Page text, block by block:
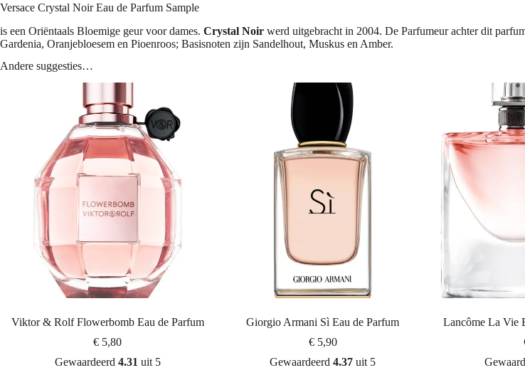
Versace Crystal Noir Eau de Parfum Sample
is een Oriëntaals Bloemige geur voor dames. Crystal Noir werd uitgebracht in 2004. De Parfumeur achter dit
Gardenia, Oranjebloesem en Pioenroos; Basisnoten zijn Sandelhout, Muskus en Amber.
Andere suggesties…
Viktor & Rolf Flowerbomb Eau de Parfum
€ 5,80
Gewaardeerd 4.31 uit 5
Giorgio Armani Sì Eau de Parfum
€5,90
Gewaardeerd4.37 uit 5
Lancôme La Vie